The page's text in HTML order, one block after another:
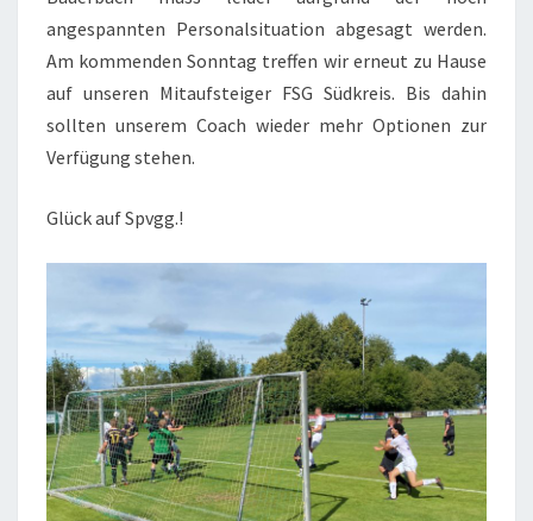
angespannten Personalsituation abgesagt werden.
Am kommenden Sonntag treffen wir erneut zu Hause
auf unseren Mitaufsteiger FSG Südkreis. Bis dahin
sollten unserem Coach wieder mehr Optionen zur
Verfügung stehen.
Glück auf Spvgg.!